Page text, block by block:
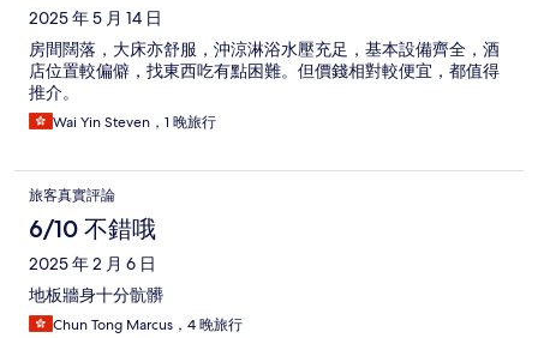
2025 年 5 月 14 日
房間闊落，大床亦舒服，沖涼淋浴水壓充足，基本設備齊全，酒
店位置較偏僻，找東西吃有點困難。但價錢相對較便宜，都值得
推介。
Wai Yin Steven，1 晚旅行
旅客真實評論
6/10 不錯哦
2025 年 2 月 6 日
地板牆身十分骯髒
Chun Tong Marcus，4 晚旅行